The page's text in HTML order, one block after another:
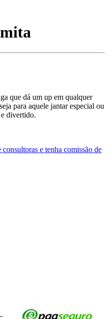
que dá um up em qualquer
para aquele jantar especial ou
divertido.
e tenha comissão de